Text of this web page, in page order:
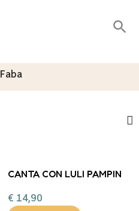
Faba
CANTA CON LULI PAMPIN
€ 14,90